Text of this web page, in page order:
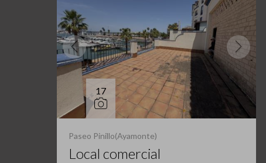
17
Paseo Pinillo(Ayamonte)
Local comercial